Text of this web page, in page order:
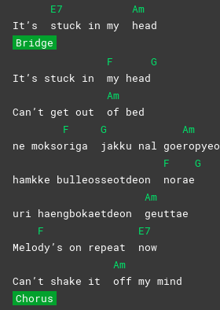
It’s
E7
stuck in my
Am
head
Bridge
It’s stuck in
F
my head
G
Can’t get out
Am
of bed
ne mokso
F
riga
G
jakku nal goe
Am
ropyeo
hamkke bulleosseotdeon
F
norae
G
uri haengbokaetdeon
Am
geuttae
Melo
F
dy’s on repeat
E7
now
Can’t shake it
Am
off my mind
Chorus